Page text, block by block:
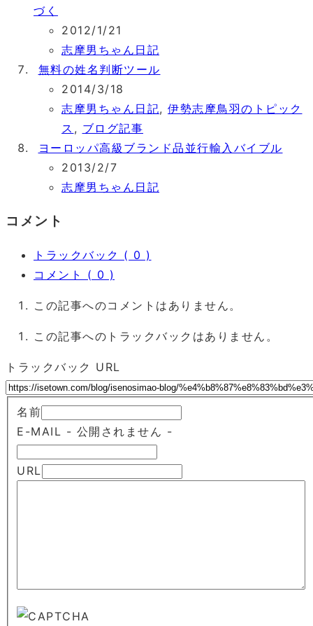
づく
2012/1/21
志摩男ちゃん日記
無料の姓名判断ツール
2014/3/18
志摩男ちゃん日記, 伊勢志摩鳥羽のトピック
ス , ブログ記事
ヨーロッパ高級ブランド品並行輸入バイブル
2013/2/7
志摩男ちゃん日記
コメント
トラックバック ( 0 )
コメント ( 0 )
この記事へのコメントはありません。
この記事へのトラックバックはありません。
トラックバック URL
名前
E-MAIL - 公開されません -
URL